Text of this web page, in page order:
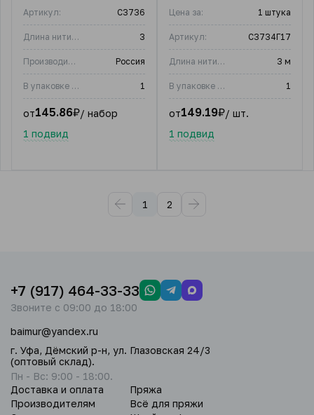
Артикул: С3736
Длина нити, м: 3
Производитель: Россия
В упаковке (шт) 1
от145.86₽/ набор
1 подвид
Цена за: 1 штука
Артикул: С3734Г17
Длина нити, м: 3 м
В упаковке (шт) 1
от149.19₽/ шт.
1 подвид
1 2
Доставка и оплата
Производителям
Пряжа
Всё для пряжи
+7 (917) 464-33-33
Звоните с 09:00 до 18:00
baimur@yandex.ru
г. Уфа, Дёмский р-н, ул. Глазовская 24/3
(оптовый склад).
Пн - Вс: 9:00 - 18:00.